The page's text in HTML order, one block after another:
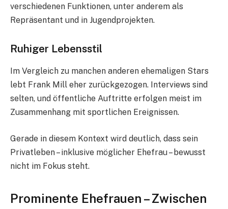
verschiedenen Funktionen, unter anderem als
Repräsentant und in Jugendprojekten.
Ruhiger Lebensstil
Im Vergleich zu manchen anderen ehemaligen Stars
lebt Frank Mill eher zurückgezogen. Interviews sind
selten, und öffentliche Auftritte erfolgen meist im
Zusammenhang mit sportlichen Ereignissen.
Gerade in diesem Kontext wird deutlich, dass sein
Privatleben – inklusive möglicher Ehefrau – bewusst
nicht im Fokus steht.
Prominente Ehefrauen – Zwischen